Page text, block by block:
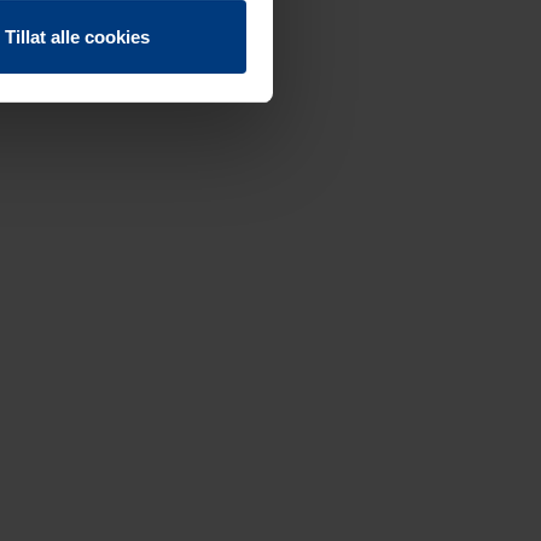
Tillat alle cookies